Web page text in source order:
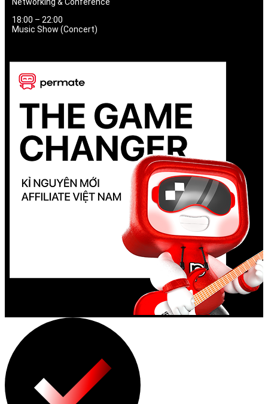
18:00 – 22:00
Music Show (Concert)